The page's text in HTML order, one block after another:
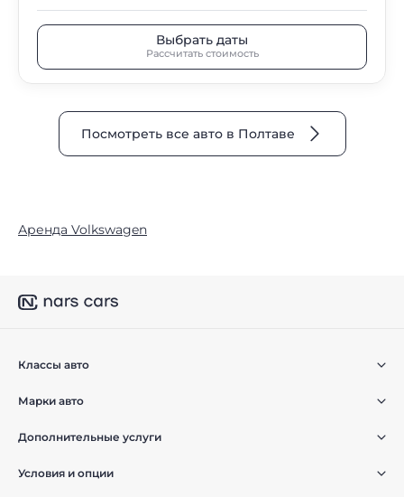
Выбрать даты
Рассчитать стоимость
Посмотреть все авто в Полтаве
Аренда Volkswagen
Классы авто
Марки авто
Дополнительные услуги
Условия и опции